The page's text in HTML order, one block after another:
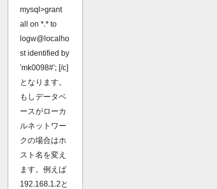
mysql>grant
all on *.* to
logw@localho
st identified by
'mk0098#'; [/c]
となります。
もしデータベ
ースがローカ
ルネットワー
クの場合はホ
スト名を変え
ます。例えば
192.168.1.2と